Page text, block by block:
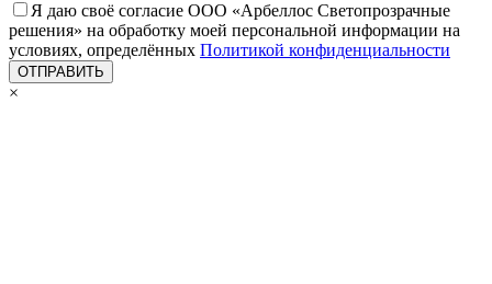
Я даю своё согласие ООО «Арбеллос Светопрозрачные
решения» на обработку моей персональной информации на
условиях, определённых Политикой конфиденциальности
×